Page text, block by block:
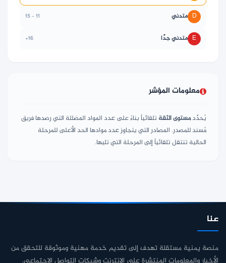
D متدني 11 – 15
E متدني جدًا 16+
معلومات المؤشر
يُحدَّدمستوى الثقة تلقائياً بناءً على عدد المواد المضللة التي رصدها فريق
مُسند للمصدر. المصادر التي يتجاوز عدد موادها الحد الأعلى للمرحلة
الحالية تنتقل تلقائياً إلى المرحلة التي تليها.
عنا
منصة يمنية مستقلة تهدف إلى تقديم خدمة مهنية وموثوقة للتحقق من